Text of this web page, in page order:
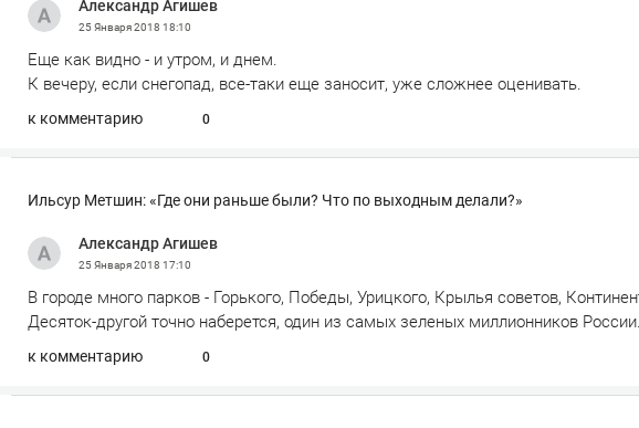
Александр Агишев
25 Января 2018 18:10
Еще как видно - и утром, и днем.
К вечеру, если снегопад, все-таки еще заносит, уже сложнее оценивать.
к комментарию 0
Ильсур Метшин: «Где они раньше были? Что по выходным делали?»
Александр Агишев
25 Января 2018 17:10
В городе много парков - Горького, Победы, Урицкого, Крылья советов,
Десяток-другой точно наберется, один из самых зеленых миллионников
к комментарию 0